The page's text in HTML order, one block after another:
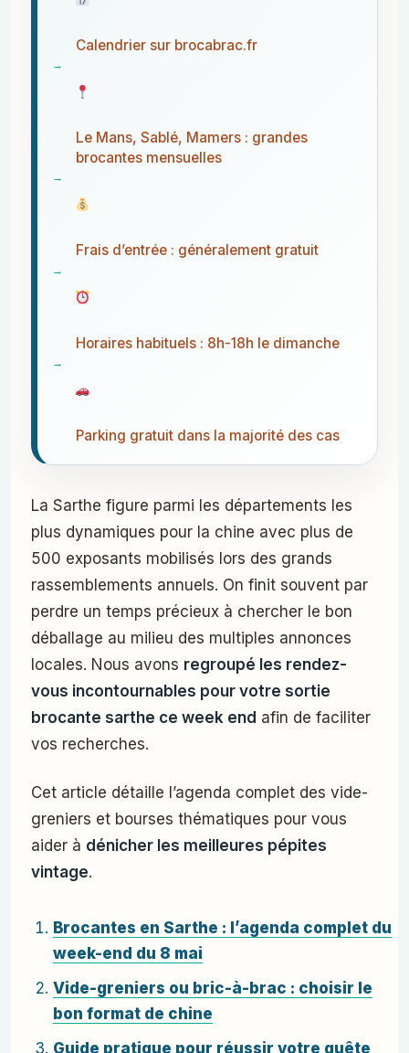
Calendrier sur brocabrac.fr
Le Mans, Sablé, Mamers : grandes
brocantes mensuelles
Frais d’entrée : généralement gratuit
Horaires habituels : 8h-18h le dimanche
Parking gratuit dans la majorité des cas
La Sarthe figure parmi les départements les
plus dynamiques pour la chine avec plus de
500 exposants mobilisés lors des grands
rassemblements annuels. On finit souvent par
perdre un temps précieux à chercher le bon
déballage au milieu des multiples annonces
locales. Nous avons regroupé les rendez-
vous incontournables pour votre sortie
brocante sarthe ce week end afin de faciliter
vos recherches.
Cet article détaille l’agenda complet des vide-
greniers et bourses thématiques pour vous
aider à dénicher les meilleures pépites
vintage.
Brocantes en Sarthe : l’agenda complet du
week-end du 8 mai
Vide-greniers ou bric-à-brac : choisir le
bon format de chine
Guide pratique pour réussir votre quête